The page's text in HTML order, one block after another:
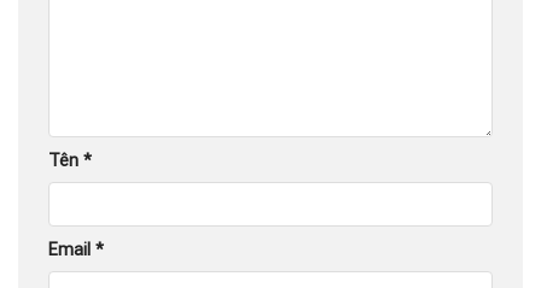
Tên *
Email *